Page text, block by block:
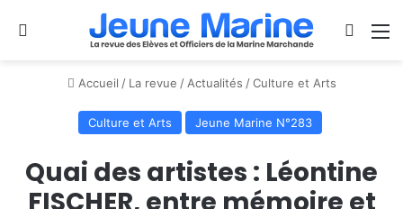
Se connecter
Accueil / La revue / Actualités / Culture et Arts
Culture et Arts Jeune Marine N°283
Quai des artistes : Léontine